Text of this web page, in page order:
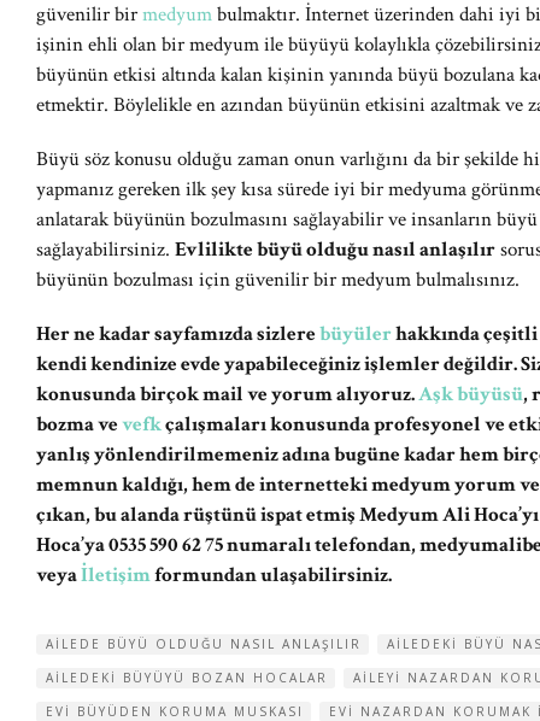
güvenilir birmedyumbulmaktır. İnternet üzerinden dahi iyi
işinin ehli olan bir medyum ile büyüyü kolaylıkla
büyünün etkisi altında kalan kişinin yanında büyü bozulana
etmektir. Böylelikle en azından büyünün etkisini azaltmak ve
Büyü söz konusu olduğu zaman onun varlığını da bir şekilde
yapmanız gereken ilk şey kısa sürede iyi bir medyuma
anlatarak büyünün bozulmasını sağlayabilir ve insanların
sağlayabilirsiniz. Evlilikte büyü olduğu nasıl anlaşılır
büyünün bozulması için güvenilir bir medyum bulmalısınız.
Her ne kadar sayfamızda sizlerebüyülerhakkında
kendi kendinize evde yapabileceğiniz işlemler değildir.
konusunda birçok mail ve yorum alıyoruz.Aşk büyüsü,
bozma vevefkçalışmaları konusunda profesyonel ve
yanlış yönlendirilmemeniz adına bugüne kadar hem
memnun kaldığı, hem de internetteki medyum yorum
çıkan, bu alanda rüştünü ispat etmiş Medyum Ali
Hoca’ya 0535 590 62 75 numaralı telefondan,
veyaİletişimformundan ulaşabilirsiniz.
AILEDE BÜYÜ OLDUĞU NASIL ANLAŞILIR
AILEDEKI BÜYÜ
AILEDEKI BÜYÜYÜ BOZAN HOCALAR
AILEYI NAZARDAN
EVI BÜYÜDEN KORUMA MUSKASI
EVI NAZARDAN KORUMAK